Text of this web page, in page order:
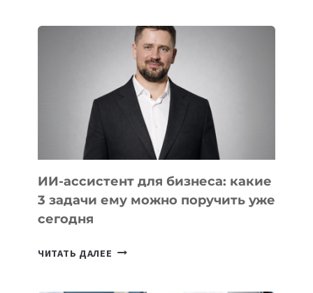
КОТОРЫЕ
РАЗВИВАЮТ
ТЕХНОЛОГИЧЕСКОЕ
ОБРАЗОВАНИЕ
ТАДЖИКИСТАНА
ИИ-ассистент для бизнеса: какие
3 задачи ему можно поручить уже
сегодня
ЧИТАТЬ ДАЛЕЕ ИИ-